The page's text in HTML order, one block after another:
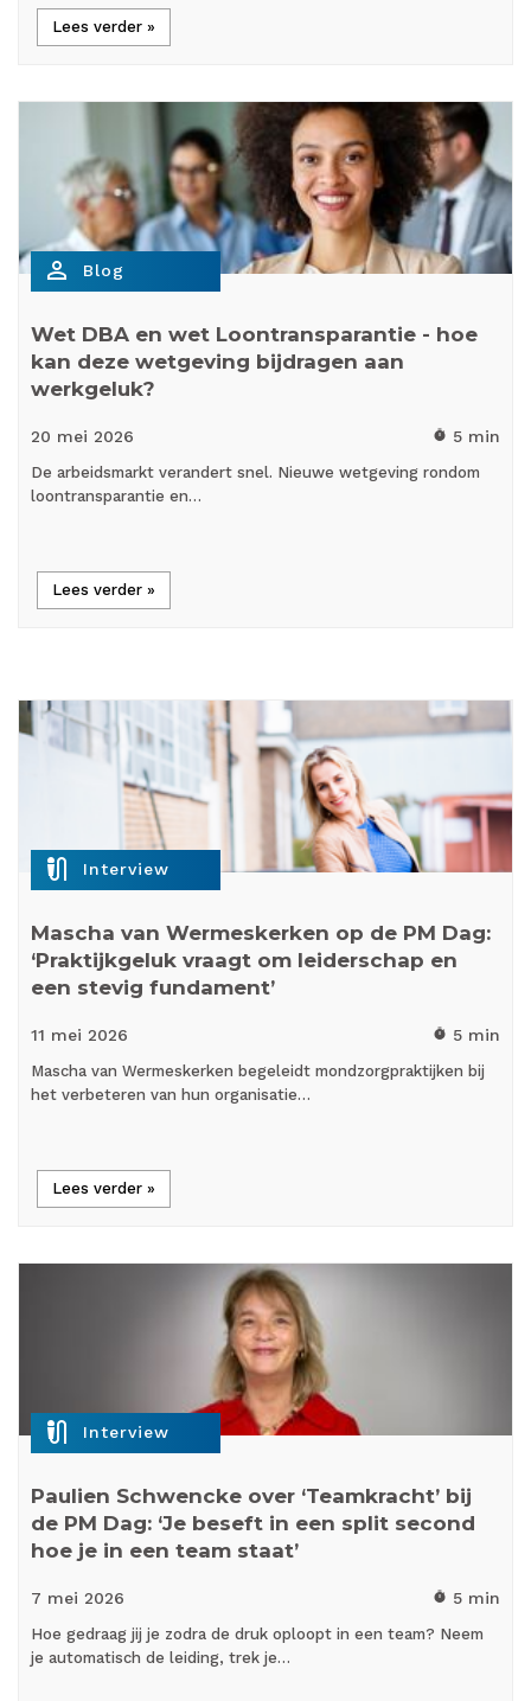
Lees verder »
person_outline Blog
Wet DBA en wet Loontransparantie - hoe
kan deze wetgeving bijdragen aan
werkgeluk?
20 mei 2026 timer 5 min
De arbeidsmarkt verandert snel. Nieuwe wetgeving rondom
loontransparantie en…
Lees verder »
mic_external_on Interview
Mascha van Wermeskerken op de PM Dag:
‘Praktijkgeluk vraagt om leiderschap en
een stevig fundament’
11 mei 2026 timer 5 min
Mascha van Wermeskerken begeleidt mondzorgpraktijken bij
het verbeteren van hun organisatie…
Lees verder »
mic_external_on Interview
Paulien Schwencke over ‘Teamkracht’ bij
de PM Dag: ‘Je beseft in een split second
hoe je in een team staat’
7 mei 2026 timer 5 min
Hoe gedraag jij je zodra de druk oploopt in een team? Neem
je automatisch de leiding, trek je…